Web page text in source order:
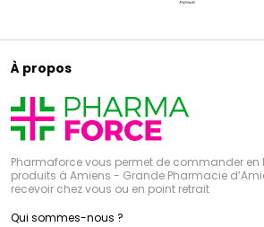
À propos
Pharmaforce vous permet de commander en
produits à Amiens - Grande Pharmacie
recevoir chez vous ou en point retrait
Qui sommes-nous ?